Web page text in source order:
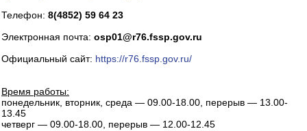
Телефон: 8(4852) 59 64 23
Электронная почта: osp01@r76.fssp.gov.ru
Официальный сайт: https://r76.fssp.gov.ru/
Время работы:
понедельник, вторник, среда — 09.00-18.00, перерыв — 13.00-
13.45
четверг — 09.00-18.00, перерыв — 12.00-12.45